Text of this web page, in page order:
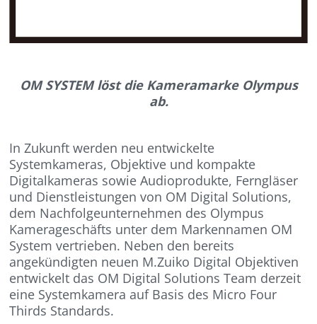
OM SYSTEM löst die Kameramarke Olympus
ab.
In Zukunft werden neu entwickelte
Systemkameras, Objektive und kompakte
Digitalkameras sowie Audioprodukte, Ferngläser
und Dienstleistungen von OM Digital Solutions,
dem Nachfolgeunternehmen des Olympus
Kamerageschäfts unter dem Markennamen OM
System vertrieben. Neben den bereits
angekündigten neuen M.Zuiko Digital Objektiven
entwickelt das OM Digital Solutions Team derzeit
eine Systemkamera auf Basis des Micro Four
Thirds Standards.